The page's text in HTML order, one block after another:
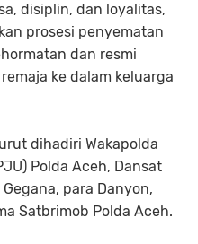
disiplin, dan loyalitas,
prosesi penyematan
dan resmi
ke dalam keluarga
dihadiri Wakapolda
Polda Aceh, Dansat
para Danyon,
Satbrimob Polda Aceh.